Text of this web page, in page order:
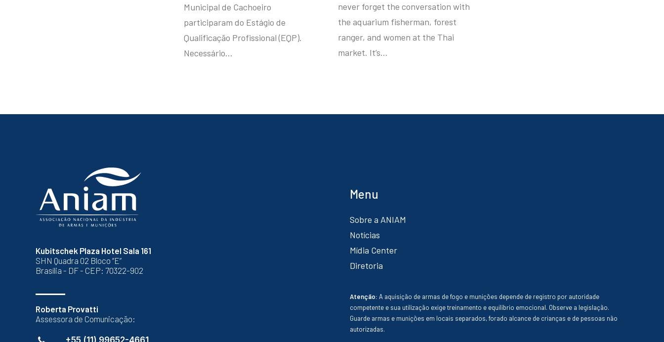
Municipal de Cachoeiro
participaram do Estágio de
Qualificação Profissional (EQP).
Necessário…
never forget the conversation with
the aquarium fisherman, forest
ranger, and women at the Thai
market. It’s…
Kubitschek Plaza Hotel Sala 161
SHN Quadra 02 Bloco “E”
Brasília - DF - CEP: 70322-902
Roberta Provatti
Assessora de Comunicação:
+55 (11) 99652-4661
Menu
Sobre a ANIAM
Notícias
Mídia Center
Diretoria
Atenção: A aquisição de armas de fogo e munições depende de registro por autoridade
competente e sua utilização exige treinamento e equilíbrio emocional. Observe a legislação.
Guarde armas e munições em locais separados, forado alcance de crianças e de pessoas não
autorizadas.